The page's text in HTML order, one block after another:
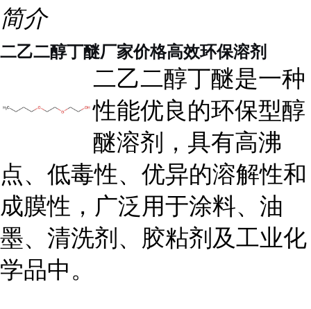
简介
二乙二醇丁醚厂家价格高效环保溶剂
二乙二醇丁醚是一种
性能优良的环保型醇
醚溶剂，具有高沸
点、低毒性、优异的溶解性和
成膜性，广泛用于涂料、油
墨、清洗剂、胶粘剂及工业化
学品中。